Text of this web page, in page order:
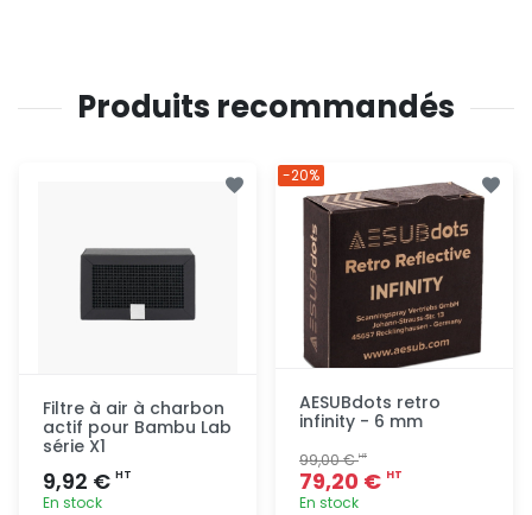
Produits recommandés
Filtre à air à charbon
actif pour Bambu Lab
série X1
9,92 € HT
En stock
AESUBdots retro
infinity - 6 mm
99,00 €HT
79,20 € HT
En stock
-20%